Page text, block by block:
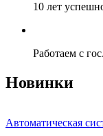
10 лет
Работаем с
Новинки
Автоматическая